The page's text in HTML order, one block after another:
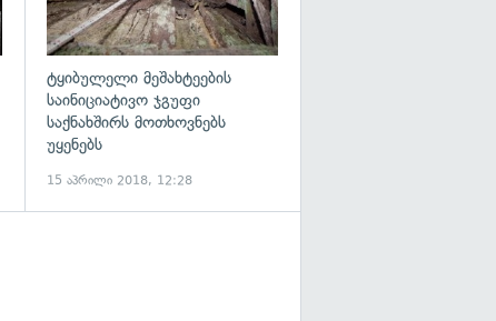
ტყიბულელი მეშახტეების
საინიციატივო ჯგუფი
საქნახშირს მოთხოვნებს
უყენებს
15 აპრილი 2018, 12:28